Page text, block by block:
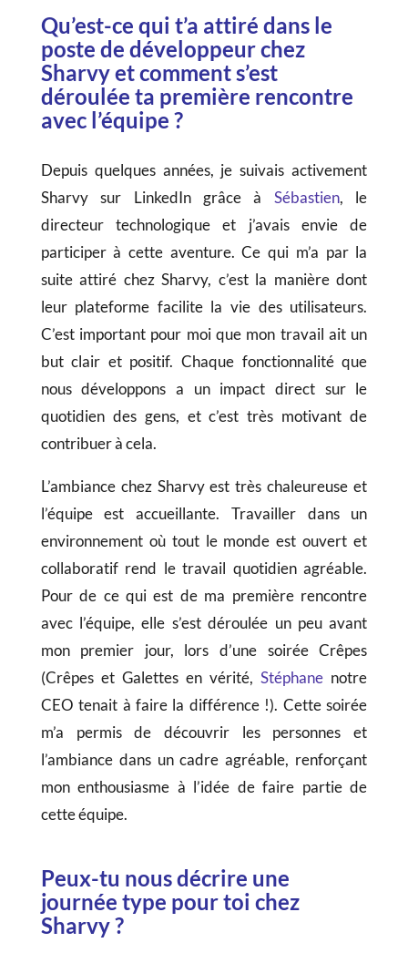
Qu’est-ce qui t’a attiré dans le
poste de développeur chez
Sharvy et comment s’est
déroulée ta première rencontre
avec l’équipe ?
Depuis quelques années, je suivais activement
Sharvy sur LinkedIn grâce à Sébastien, le
directeur technologique et j’avais envie de
participer à cette aventure. Ce qui m’a par la
suite attiré chez Sharvy, c’est la manière dont
leur plateforme facilite la vie des utilisateurs.
C’est important pour moi que mon travail ait un
but clair et positif. Chaque fonctionnalité que
nous développons a un impact direct sur le
quotidien des gens, et c’est très motivant de
contribuer à cela.
L’ambiance chez Sharvy est très chaleureuse et
l’équipe est accueillante. Travailler dans un
environnement où tout le monde est ouvert et
collaboratif rend le travail quotidien agréable.
Pour de ce qui est de ma première rencontre
avec l’équipe, elle s’est déroulée un peu avant
mon premier jour, lors d’une soirée Crêpes
(Crêpes et Galettes en vérité,Stéphane notre
CEO tenait à faire la différence !). Cette soirée
m’a permis de découvrir les personnes et
l’ambiance dans un cadre agréable, renforçant
mon enthousiasme à l’idée de faire partie de
cette équipe.
Peux-tu nous décrire une
journée type pour toi chez
Sharvy ?